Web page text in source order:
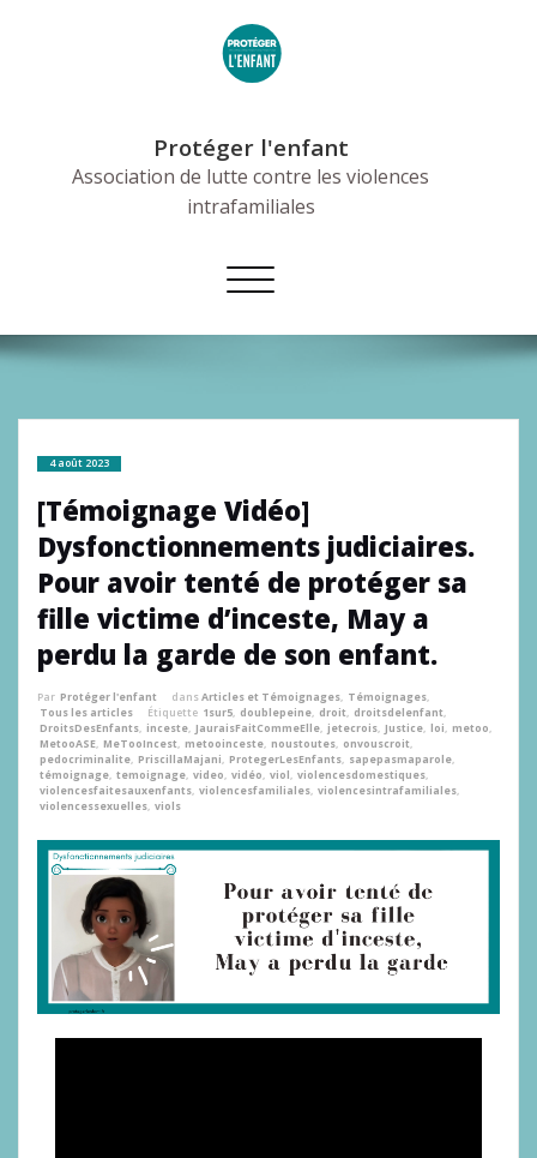
Protéger l'enfant
Association de lutte contre les violences
intrafamiliales
Afficher/masquer
la
4 août 2023
[Témoignage Vidéo]
Dysfonctionnements judiciaires.
Pour avoir tenté de protéger sa
fille victime d’inceste, May a
perdu la garde de son enfant.
Par Protéger l'enfant dansArticles et Témoignages, Témoignages,
Tous les articles
Étiquette 1sur5, doublepeine, droit, droitsdelenfant,
DroitsDesEnfants, inceste, JauraisFaitCommeElle, jetecrois, Justice, loi, metoo,
MetooASE, MeTooIncest, metooinceste, noustoutes, onvouscroit,
pedocriminalite, PriscillaMajani, ProtegerLesEnfants, sapepasmaparole,
témoignage, temoignage, video, vidéo, viol, violencesdomestiques,
violencesfaitesauxenfants, violencesfamiliales, violencesintrafamiliales,
violencessexuelles, viols